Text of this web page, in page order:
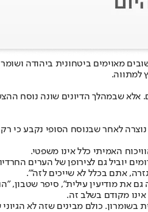
ביטחונית ביהודה
למתווה.
שבמהלך הדיונים שונה נוסח
לאחר שבנוסח הסופי נקבע כי רק
האמיתי כלל אינו משפטי.
יוביל גם לצירופן של הערים
אתם בכלל לא שייכים לזה'".
מודיעין עילית", סיפר שטבון,
מקודם בשלב זה.
בשומרון. כולם מבינים שזה לא